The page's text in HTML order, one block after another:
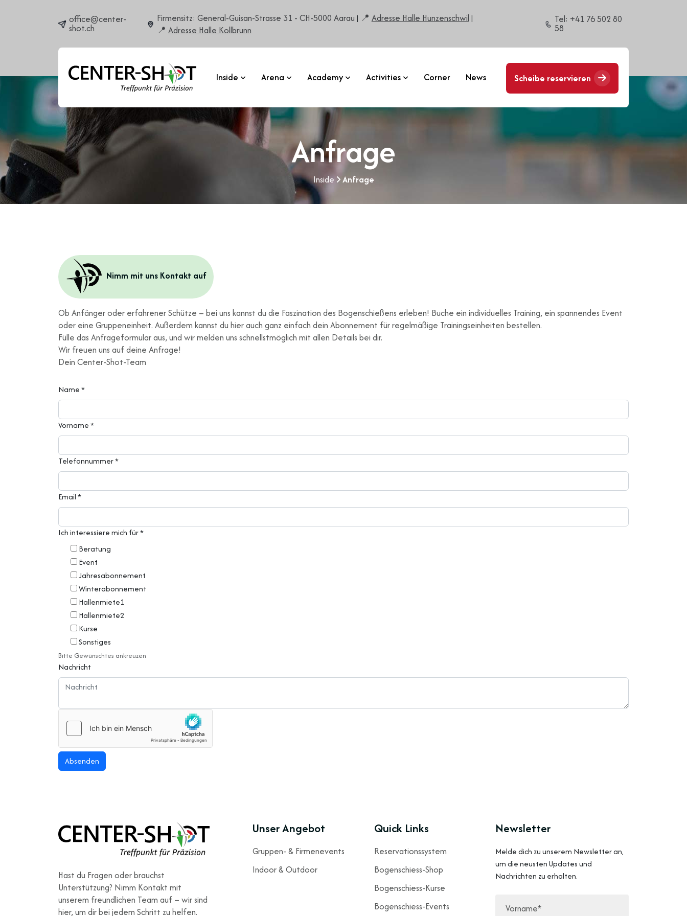
office@center-
shot.ch
Firmensitz: General-Guisan-Strasse 31 - CH-5000 Aarau | Adresse Halle Hunzenschwil |
Adresse Halle Kollbrunn
Tel: +41 76 502 80
58
Inside Arena Academy Activities Corner News Scheibe reservieren
Anfrage
Inside Anfrage
Nimm mit uns Kontakt auf
Ob Anfänger oder erfahrener Schütze – bei uns kannst du die Faszination des Bogenschießens erleben! Buche ein individuelles Training, ein spannendes Event
oder eine Gruppeneinheit. Außerdem kannst du hier auch ganz einfach dein Abonnement für regelmäßige Trainingseinheiten bestellen.
Fülle das Anfrageformular aus, und wir melden uns schnellstmöglich mit allen Details bei dir.
Wir freuen uns auf deine Anfrage!
Dein Center-Shot-Team
Name*
Vorname*
Telefonnummer*
Email*
Ich interessiere mich für*
Beratung
Event
Jahresabonnement
Winterabonnement
Hallenmiete1
Hallenmiete2
Kurse
Sonstiges
Bitte Gewünschtes ankreuzen
Nachricht
Absenden
Hast du Fragen oder brauchst
Unterstützung? Nimm Kontakt mit
unserem freundlichen Team auf – wir sind
hier, um dir bei jedem Schritt zu helfen.
Unser Angebot
Gruppen- & Firmenevents
Indoor & Outdoor
Quick Links
Reservationssystem
Bogenschiess-Shop
Bogenschiess-Kurse
Bogenschiess-Events
Newsletter
Melde dich zu unserem Newsletter an,
um die neusten Updates und
Nachrichten zu erhalten.